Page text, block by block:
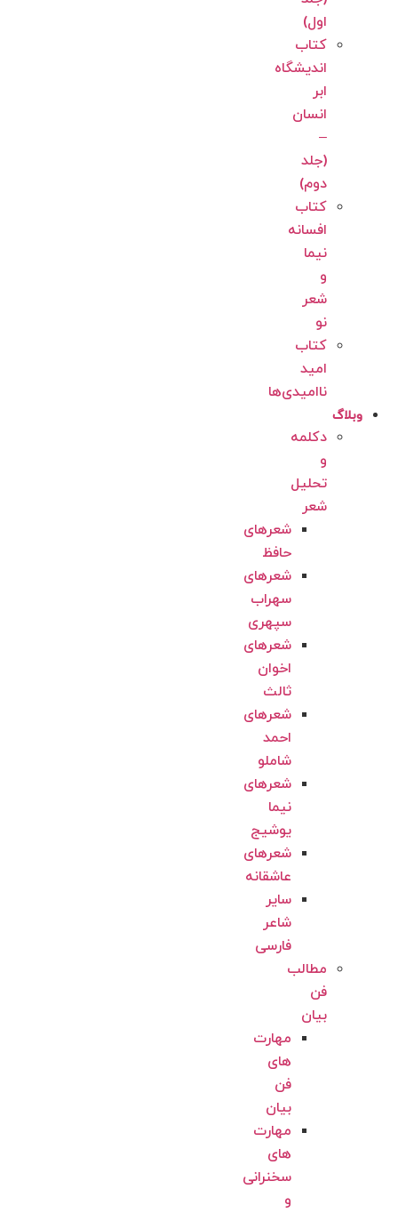
اول)
کتاب
اندیشگاه
ابر
انسان
(جلد
دوم)
کتاب
افسانه
نیما
شعر
نو
کتاب
امید
ناامیدی‌‌‌‌ها
وبلاگ
دکلمه
تحلیل
شعر
شعرهای
حافظ
شعرهای
سهراب
سپهری
شعرهای
اخوان
ثالث
شعرهای
احمد
شاملو
شعرهای
نیما
یوشیج
شعرهای
عاشقانه
سایر
شاعر
فارسی
مطالب
فن
بیان
مهارت
های
فن
بیان
مهارت
های
سخنرانی